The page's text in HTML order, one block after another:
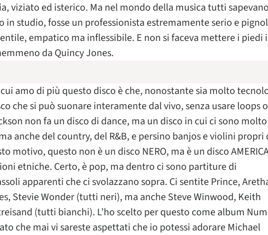
viziato ed isterico. Ma nel mondo della musica tutti
in studio, fosse un professionista estremamente serio e
empatico ma inflessibile. E non si faceva mettere i piedi
da Quincy Jones.
amo di più questo disco è che, nonostante sia molto
che si può suonare interamente dal vivo, senza usare loops
non fa un disco di dance, ma un disco in cui ci sono
anche del country, del R&B, e persino banjos e violini propri
motivo, questo non è un disco NERO, ma è un disco
etniche. Certo, è pop, ma dentro ci sono partiture di
apparenti che ci svolazzano sopra. Ci sentite Prince,
Stevie Wonder (tutti neri), ma anche Steve Winwood, Keith
(tutti bianchi). L’ho scelto per questo come album
che mai vi sareste aspettati che io potessi adorare Michael